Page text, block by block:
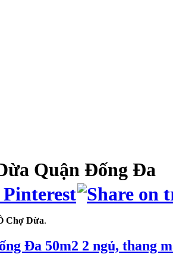
Quận Đống Đa
Chợ Dừa.
Đa 50m2 2 ngủ, thang